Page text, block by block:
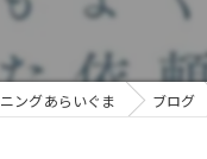
三
掃除
ングあらいぐま ブログ